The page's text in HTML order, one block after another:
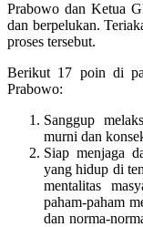
Prabowo dan Ketua
dan berpelukan.
proses tersebut.
Berikut 17 poin di
Prabowo:
Sanggup
murni dan
Siap menjaga
yang hidup di
mentalitas
paham-paham
dan norma-